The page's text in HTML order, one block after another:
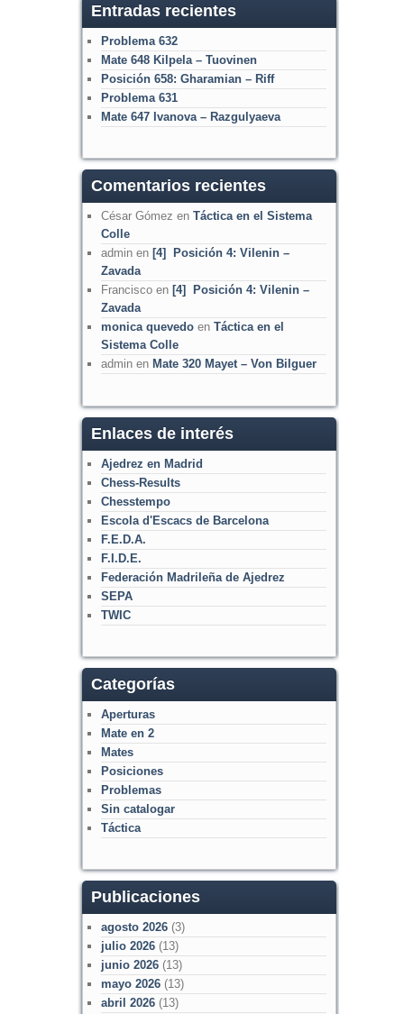
Entradas recientes
Problema 632
Mate 648 Kilpela – Tuovinen
Posición 658: Gharamian – Riff
Problema 631
Mate 647 Ivanova – Razgulyaeva
Comentarios recientes
César Gómez en Táctica en el Sistema
Colle
adminen [4] Posición 4: Vilenin –
Zavada
Franciscoen [4] Posición 4: Vilenin –
Zavada
monica quevedoen Táctica en el
Sistema Colle
adminen Mate 320 Mayet – Von Bilguer
Enlaces de interés
Ajedrez en Madrid
Chess-Results
Chesstempo
Escola d'Escacs de Barcelona
F.E.D.A.
F.I.D.E.
Federación Madrileña de Ajedrez
SEPA
TWIC
Categorías
Aperturas
Mate en 2
Mates
Posiciones
Problemas
Sin catalogar
Táctica
Publicaciones
agosto 2026(3)
julio 2026(13)
junio 2026(13)
mayo 2026(13)
abril 2026(13)